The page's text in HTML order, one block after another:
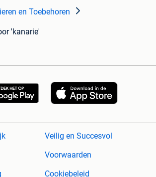
en Toebehoren
'kanarie'
Veilig en Succesvol
Voorwaarden
Cookiebeleid